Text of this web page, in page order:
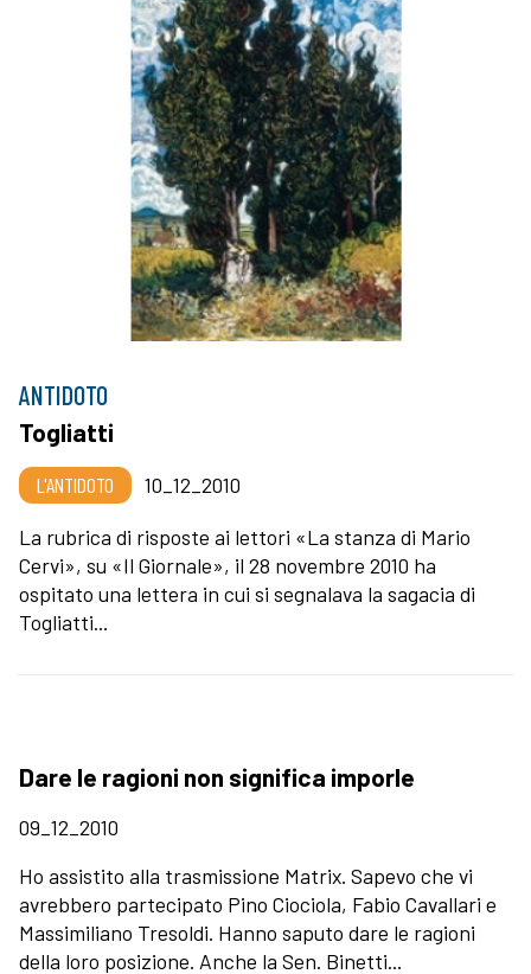
ANTIDOTO
Togliatti
L'ANTIDOTO
10_12_2010
La rubrica di risposte ai lettori «La stanza di Mario
Cervi», su «Il Giornale», il 28 novembre 2010 ha
ospitato una lettera in cui si segnalava la sagacia di
Togliatti...
Dare le ragioni non significa imporle
09_12_2010
Ho assistito alla trasmissione Matrix. Sapevo che vi
avrebbero partecipato Pino Ciociola, Fabio Cavallari e
Massimiliano Tresoldi. Hanno saputo dare le ragioni
della loro posizione. Anche la Sen. Binetti...